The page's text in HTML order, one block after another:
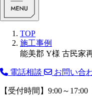
TOP
施工事例
能美郡 Y様 古民家
電話相談 お問い合
【受付時間】9:00～